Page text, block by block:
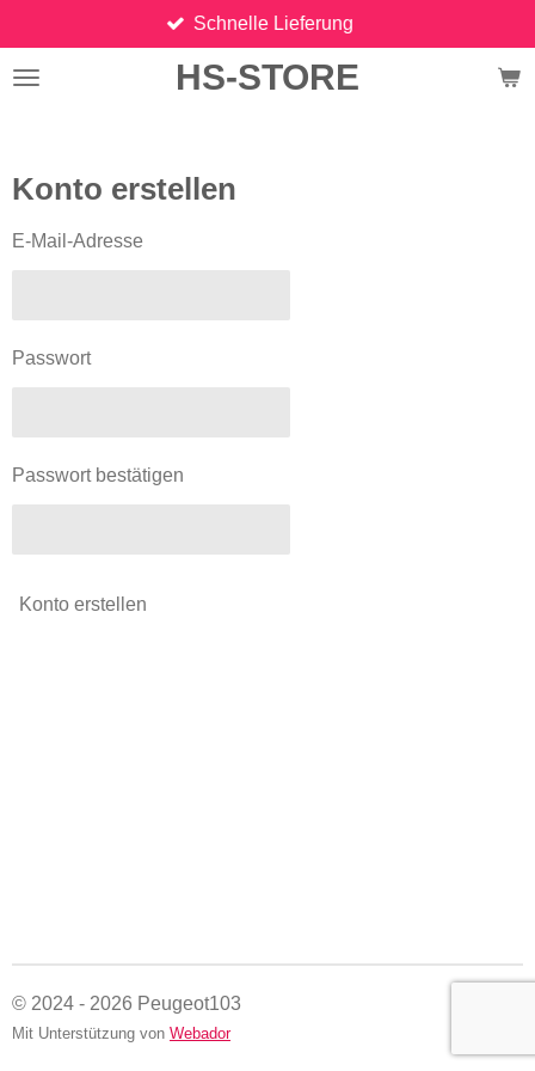
Hauptinhalt
springen
HS-STORE
Schnelle Lieferung
Konto erstellen
E-Mail-Adresse
Passwort
Passwort bestätigen
Konto erstellen
© 2024 - 2026 Peugeot103
Mit Unterstützung von Webador